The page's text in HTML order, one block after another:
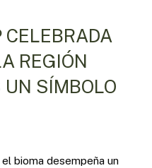
CELEBRADA
REGIÓN
SÍMBOLO
bioma desempeña un